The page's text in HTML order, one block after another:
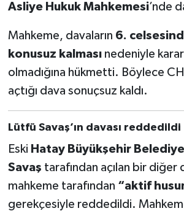
Asliye Hukuk Mahkemesi’nde
Mahkeme, davaların 6.
konusuz kalmasınedeniyle
olmadığına hükmetti. Böylece
açtığı dava sonuçsuz kaldı.
Lütfü Savaş’ın davası reddedildi
Eski Hatay Büyükşehir
Savaş tarafından açılan bir diğer
mahkeme tarafından “aktif
gerekçesiyle reddedildi.